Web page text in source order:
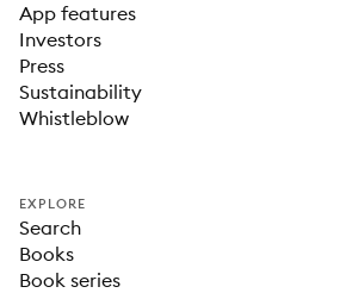
App features
Investors
Press
Sustainability
Whistleblow
EXPLORE
Search
Books
Book series